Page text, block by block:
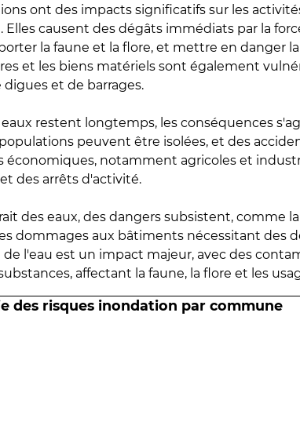
ont des impacts significatifs sur les
Elles causent des dégâts immédiats par la
la faune et la flore, et mettre en danger
et les biens matériels sont également
et de barrages.
eaux restent longtemps, les conséquences
peuvent être isolées, et des
économiques, notamment agricoles et
des arrêts d'activité.
des eaux, des dangers subsistent, comme
dommages aux bâtiments nécessitant des
de l'eau est un impact majeur, avec des
affectant la faune, la flore et les
des risques inondation par commune